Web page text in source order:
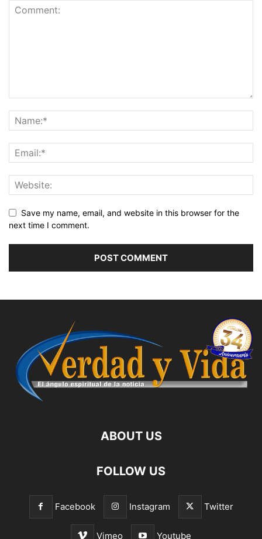
Save my name, email, and website in this browser for the
next time I comment.
ABOUT US
FOLLOW US
Facebook Instagram Twitter
Vimeo Youtube